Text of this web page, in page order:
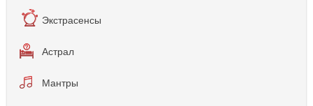
Экстрасенсы
Астрал
Мантры